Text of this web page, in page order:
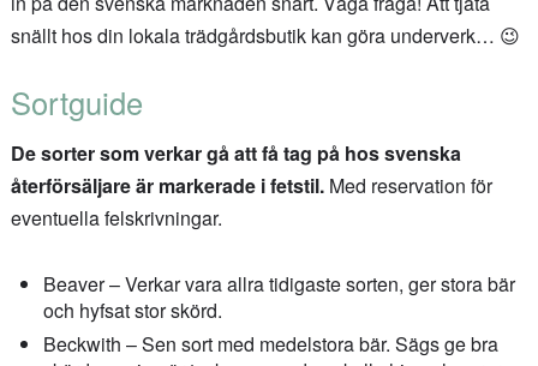
snällt hos din lokala trädgårdsbutik kan göra underverk… 😉
Sortguide
De sorter som verkar gå att få tag på hos svenska
återförsäljare är markerade i fetstil.Med reservation för
eventuella felskrivningar.
Beaver – Verkar vara allra tidigaste sorten, ger stora bär
och hyfsat stor skörd.
Beckwith – Sen sort med medelstora bär. Sägs ge bra